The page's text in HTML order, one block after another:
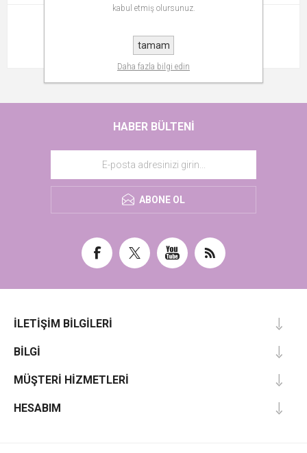
GÖNDER
HABER BÜLTENI
ABONE OL
İLETIŞIM BILGILERI
BILGI
MÜŞTERI HIZMETLERI
HESABIM
kabul etmiş olursunuz.
tamam
Daha fazla bilgi edin